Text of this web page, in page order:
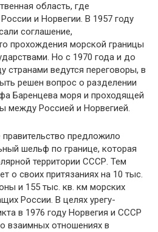
область, где
и Норвегии. В 1957 году
согла­шение,
прохождения морской границы
Но с 1970 года и до
странами ведутся переговоры, в
решен вопрос о разделении
Баренцева моря и проходящей
между Россией и Норвегией.
пред­ложило
шельф по границе, которая
территории СССР. Тем
о своих притязаниях на 10 тыс.
и 155 тыс. кв. км морских
России. В целях урегу­
в 1976 году Норве­гия и СССР
взаимных отношениях в